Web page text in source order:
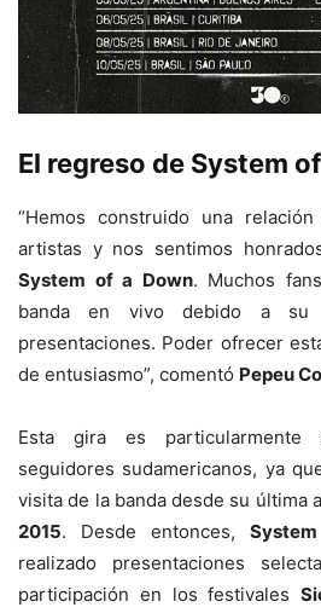
El regreso de System
“Hemos construido una
artistas y nos sentimos
System of a Down. Muchos
banda en vivo debido a su
presentaciones. Poder ofrecer
de entusiasmo”, comentó Pepeu
Esta gira es particularmente
seguidores sudamericanos, ya
visita de la banda desde su última
2015. Desde entonces,
realizado presentaciones
participación en los festivales